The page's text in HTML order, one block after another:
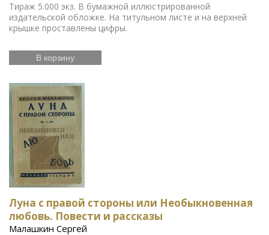
Тираж 5.000 экз. В бумажной иллюстрированной
издательской обложке. На титульном листе и на верхней
крышке проставлены цифры.
В корзину
Луна с правой стороны или Необыкновенная
любовь. Повести и рассказы
Малашкин Сергей